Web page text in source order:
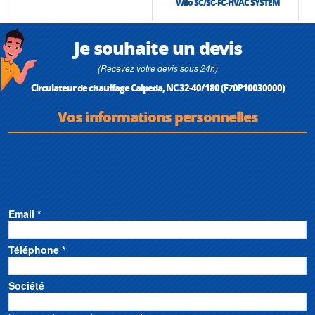
Wilo SC/SC-FC-HVAC SYSTEM
Je souhaite un devis
(Recevez votre devis sous 24h)
Circulateur de chauffage Calpeda, NC 32-40/180 (F70P10030000)
Vos informations personnelles
Email *
Téléphone *
Société